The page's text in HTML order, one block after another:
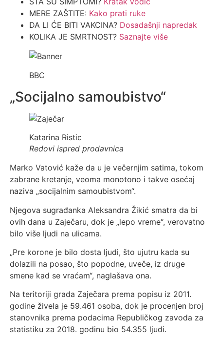
MERE ZAŠTITE: Kako prati ruke
DA LI ĆE BITI VAKCINA? Dosadašnji napredak
KOLIKA JE SMRTNOST? Saznajte više
BBC
„Socijalno samoubistvo“
Katarina Ristic
Redovi ispred prodavnica
Marko Vatović kaže da u je večernjim satima, tokom
zabrane kretanje, veoma monotono i takve osećaj
naziva „socijalnim samoubistvom“.
Njegova sugrađanka Aleksandra Žikić smatra da bi
ovih dana u Zaječaru, dok je „lepo vreme“, verovatno
bilo više ljudi na ulicama.
„Pre korone je bilo dosta ljudi, što ujutru kada su
dolazili na posao, što popodne, uveče, iz druge
smene kad se vraćam“, naglašava ona.
Na teritoriji grada Zaječara prema popisu iz 2011.
godine živela je 59.461 osoba, dok je procenjen broj
stanovnika prema podacima Republičkog zavoda za
statistiku za 2018. godinu bio 54.355 ljudi.